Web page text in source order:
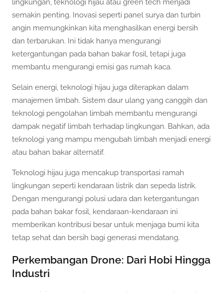
lingkungan, teknologi hijau atau green tech menjadi
semakin penting. Inovasi seperti panel surya dan turbin
angin memungkinkan kita menghasilkan energi bersih
dan terbarukan. Ini tidak hanya mengurangi
ketergantungan pada bahan bakar fosil, tetapi juga
membantu mengurangi emisi gas rumah kaca.
Selain energi, teknologi hijau juga diterapkan dalam
manajemen limbah. Sistem daur ulang yang canggih dan
teknologi pengolahan limbah membantu mengurangi
dampak negatif limbah terhadap lingkungan. Bahkan, ada
teknologi yang mampu mengubah limbah menjadi energi
atau bahan bakar alternatif.
Teknologi hijau juga mencakup transportasi ramah
lingkungan seperti kendaraan listrik dan sepeda listrik.
Dengan mengurangi polusi udara dan ketergantungan
pada bahan bakar fosil, kendaraan-kendaraan ini
memberikan kontribusi besar untuk menjaga bumi kita
tetap sehat dan bersih bagi generasi mendatang.
Perkembangan Drone: Dari Hobi Hingga
Industri